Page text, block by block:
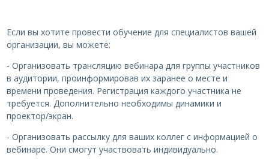
Если вы хотите провести обучение для специалистов вашей
организации, вы можете:
- Организовать трансляцию вебинара для группы участников
в аудитории, проинформировав их заранее о месте и
времени проведения. Регистрация каждого участника не
требуется. Дополнительно необходимы динамики и
проектор/экран.
- Организовать рассылку для ваших коллег с информацией о
вебинаре. Они смогут участвовать индивидуально.